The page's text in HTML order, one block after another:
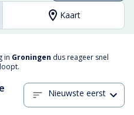
Kaart
in Groningen dus reageer snel
Nieuwste eerst